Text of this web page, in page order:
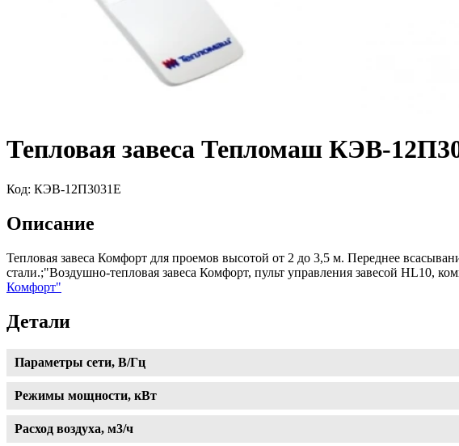
Тепловая завеса Тепломаш КЭВ-
Код: КЭВ-12П3031Е
Описание
Тепловая завеса Комфорт для проемов высотой от 2 до 3,5 м. Переднее
стали.;"Воздушно-тепловая завеса Комфорт, пульт управления завесой HL10,
Комфорт"
Детали
Параметры сети, В/Гц
Режимы мощности, кВт
Расход воздуха, м3/ч